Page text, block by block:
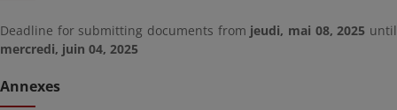
Deadline for submitting documents from jeudi, mai 08, 2025 until
mercredi, juin 04, 2025
Annexes